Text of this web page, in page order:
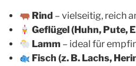
Rind – vielseitig, reich
Geflügel (Huhn, Pute,
Lamm – ideal für
Fisch (z. B. Lachs,